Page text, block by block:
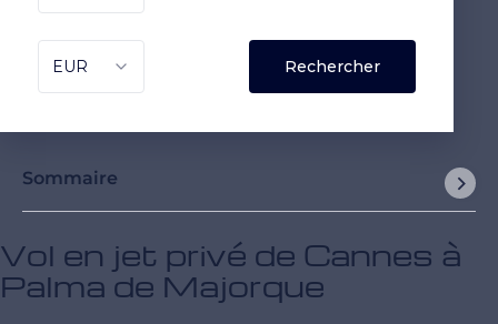
Sommaire
Vol en jet privé de Cannes à
Palma de Majorque